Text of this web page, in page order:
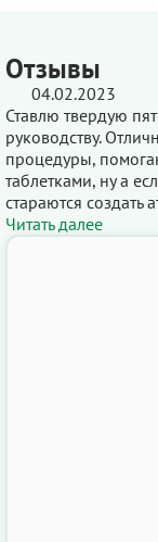
Отзывы
04.02.2023
Ставлю твердую
руководству.
процедуры,
таблетками, ну а
стараются создать
Читать далее